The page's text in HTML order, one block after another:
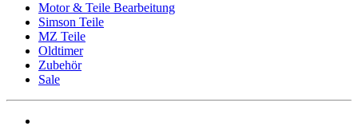
Motor & Teile Bearbeitung
Simson Teile
MZ Teile
Oldtimer
Zubehör
Sale